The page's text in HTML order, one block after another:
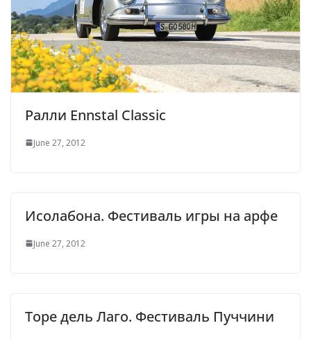
Ралли Ennstal Classic
June 27, 2012
Исолабона. Фестиваль игры на арфе
June 27, 2012
Торе дель Лаго. Фестиваль Пуччини